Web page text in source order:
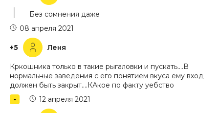
Без сомнения даже
+5 Леня
08 апреля 2021
Кркошника только в такие рыгаловки и пускать....В
нормальные заведения с его понятием вкуса ему вход
должен быть закрыт....КАкое по факту уебство
12 апреля 2021